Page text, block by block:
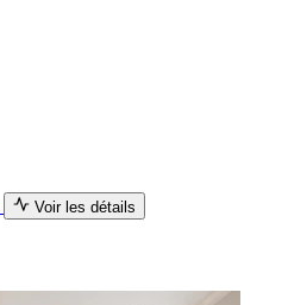
Voir les détails